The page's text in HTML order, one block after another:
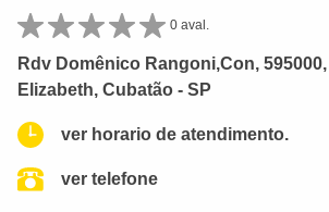
0 aval.
Rdv Domênico Rangoni,Con,
Elizabeth, Cubatão - SP
ver horario de atendimento.
ver telefone